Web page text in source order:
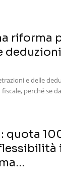
riforma
deduzioni
e delle
perché se
quota